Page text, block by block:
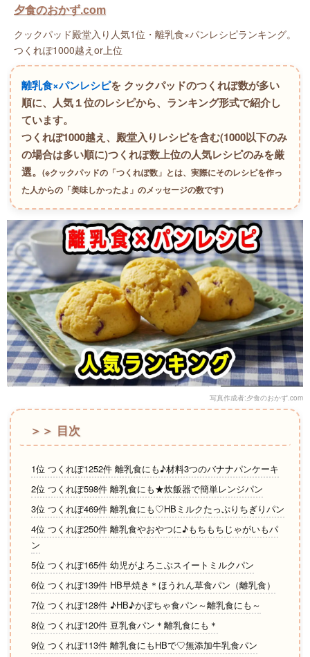
夕食のおかず.com
クックパッド殿堂入り人気1位・離乳食×パンレシピランキング。
つくれぽ1000越えor上位
離乳食×パンレシピを クックパッドのつくれぽ数が多い
順に、人気１位のレシピから、ランキング形式で紹介し
ています。
つくれぽ1000越え、殿堂入りレシピを含む(1000以下のみ
の場合は多い順に)つくれぽ数上位の人気レシピのみを厳
選。(※クックパッドの「つくれぽ数」とは、実際にそのレシピを作っ
た人からの「美味しかったよ」のメッセージの数です)
写真作成者:夕食のおかず.com
＞＞ 目次
1位 つくれぽ1252件 離乳食にも♪材料3つのバナナパンケーキ
2位 つくれぽ598件 離乳食にも★炊飯器で簡単レンジパン
3位 つくれぽ469件 離乳食にも♡HBミルクたっぷりちぎりパン
4位 つくれぽ250件 離乳食やおやつに♪もちもちじゃがいもパ
ン
5位 つくれぽ165件 幼児がよろこぶスイートミルクパン
6位 つくれぽ139件 HB早焼き＊ほうれん草食パン（離乳食）
7位 つくれぽ128件 ♪HB♪かぼちゃ食パン～離乳食にも～
8位 つくれぽ120件 豆乳食パン＊離乳食にも＊
9位 つくれぽ113件 離乳食にもHBで♡無添加牛乳食パン